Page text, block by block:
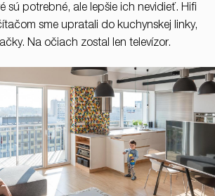
sú potrebné, ale lepšie ich nevidieť. Hifi
sme upratali do kuchynskej linky,
Na očiach zostal len televízor.